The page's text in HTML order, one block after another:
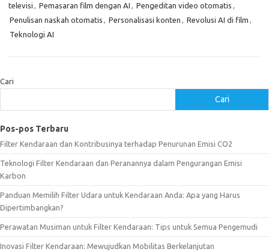
televisi , Pemasaran film dengan AI , Pengeditan video otomatis ,
Penulisan naskah otomatis , Personalisasi konten , Revolusi AI di film ,
Teknologi AI
Cari
Cari
Pos-pos Terbaru
Filter Kendaraan dan Kontribusinya terhadap Penurunan Emisi CO2
Teknologi Filter Kendaraan dan Peranannya dalam Pengurangan Emisi
Karbon
Panduan Memilih Filter Udara untuk Kendaraan Anda: Apa yang Harus
Dipertimbangkan?
Perawatan Musiman untuk Filter Kendaraan: Tips untuk Semua Pengemudi
Inovasi Filter Kendaraan: Mewujudkan Mobilitas Berkelanjutan